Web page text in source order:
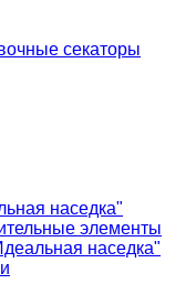
секаторы
наседка"
элементы
наседка"